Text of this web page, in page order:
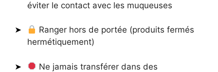
éviter le contact avec les muqueuses
Ranger hors de portée (produits fermés
hermétiquement)
Ne jamais transférer dans des